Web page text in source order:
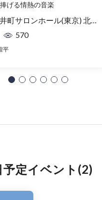
げる情熱の音楽
ロンホール(東京) 北ノ庄クラシックス(福井)
570
平
定イベント(2)